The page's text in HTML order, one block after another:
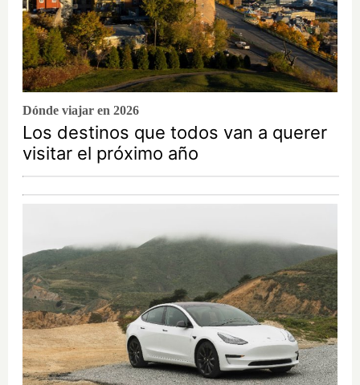
Dónde viajar en 2026
Los destinos que todos van a querer
visitar el próximo año